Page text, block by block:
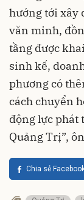
hướng tới xây
văn minh,
tầng được
sinh kế,
phương có
cách chuyển
động lực
Quảng Trị”,
Chia sẻ